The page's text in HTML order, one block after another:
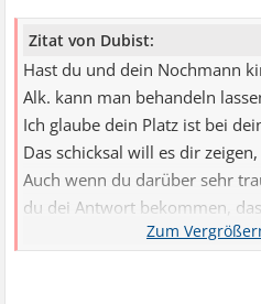
Zitat von Dubist:
Hast du und dein Nochmann
Alk. kann man behandeln
Ich glaube dein Platz ist bei
Das schicksal will es dir
Auch wenn du darüber sehr
du dei Antwort bekommen,
neuen Mann verlassen mußt.